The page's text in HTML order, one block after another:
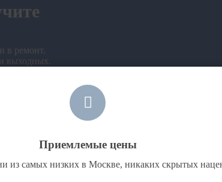
в ремонт.
выходных.
Приемлемые цены
из самых низких в Москве, никаких скрытых